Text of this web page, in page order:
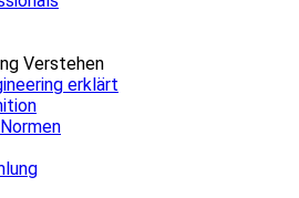
Verstehen
erklärt